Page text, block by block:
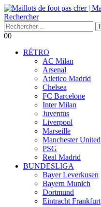
Rechercher
00
RÉTRO
AC Milan
Arsenal
Atletico Madrid
Chelsea
FC Barcelone
Inter Milan
Juventus
Liverpool
Marseille
Manchester United
PSG
Real Madrid
BUNDESLIGA
Bayer Leverkusen
Bayern Munich
Dortmund
Eintracht Frankfurt